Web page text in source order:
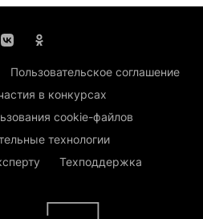
Пользовательское соглашение
в конкурсах
cookie-файлов
технологии
Техподдержка